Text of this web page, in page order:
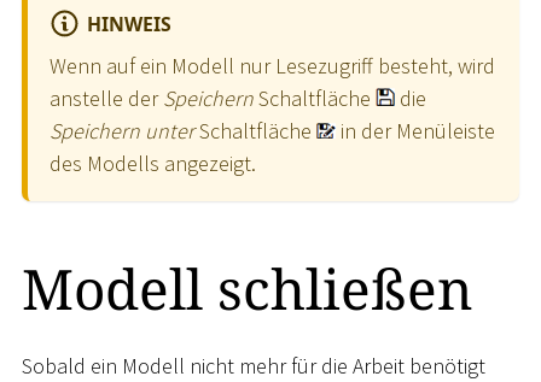
HINWEIS
Wenn auf ein Modell nur Lesezugriff besteht, wird
anstelle derSpeichernSchaltfläche
die
Speichern unterSchaltfläche
in der Menüleiste
des Modells angezeigt.
Modell schließen
Sobald ein Modell nicht mehr für die Arbeit benötigt